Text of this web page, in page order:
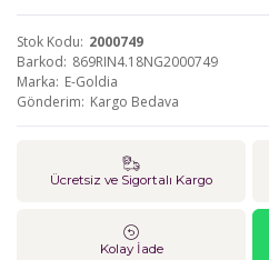
Stok Kodu 2000749
Barkod 869RIN4.18NG2000749
Marka E-Goldia
Gönderim Kargo Bedava
Ücretsiz ve Sigortalı Kargo
Kolay İade